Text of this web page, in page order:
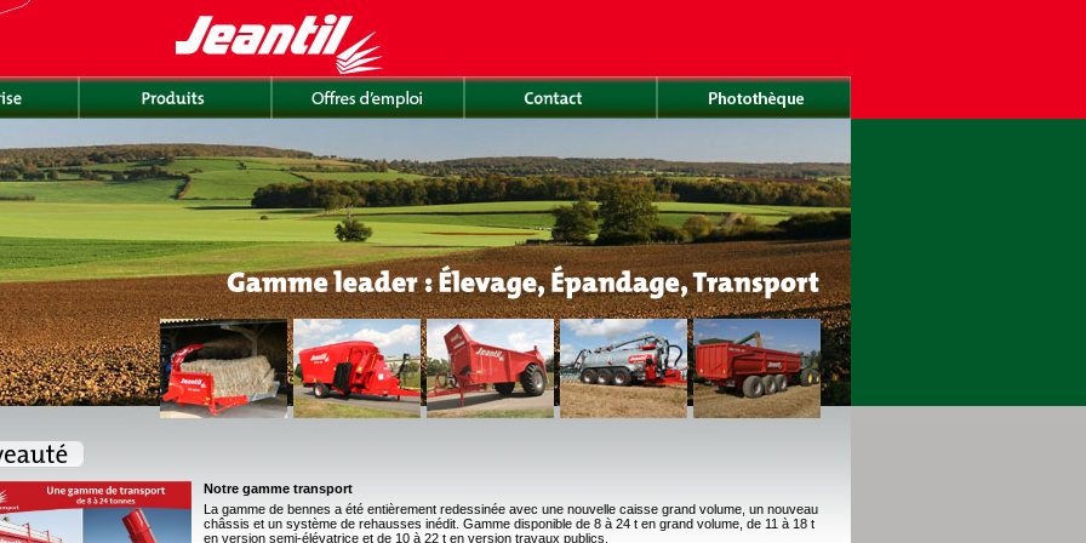
Notre gamme transport
La gamme de bennes a été entièrement redessinée avec une nouvelle caisse grand volume, un nouveau
châssis et un système de rehausses inédit. Gamme disponible de 8 à 24 t en grand volume, de 11 à 18 t
en version semi-élévatrice et de 10 à 22 t en version travaux publics.